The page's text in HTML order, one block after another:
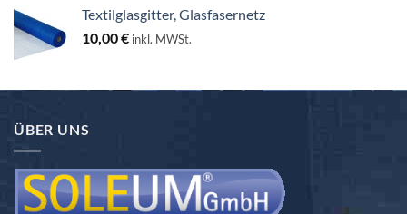
130,00 €
Textilglasgitter, Glasfasernetz
10,00€ inkl. MWSt.
ÜBER UNS